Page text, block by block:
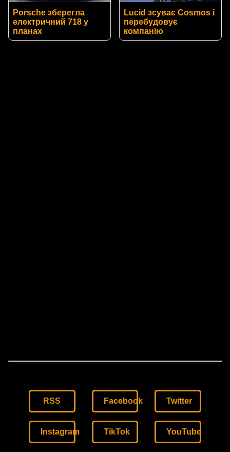
Porsche зберегла
електричний 718 у
планах
Lucid зсуває Cosmos і
перебудовує
компанію
RSS Facebook Twitter
Instagram TikTok YouTube